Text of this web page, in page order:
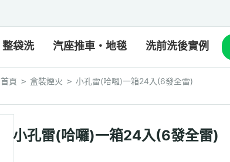
整袋洗 汽座推車・地毯 洗前洗後實例
首頁 > 盒裝煙火 > 小孔雷(哈囉)一箱24入(6發全雷)
小孔雷(哈囉)一箱24入(6發全雷)